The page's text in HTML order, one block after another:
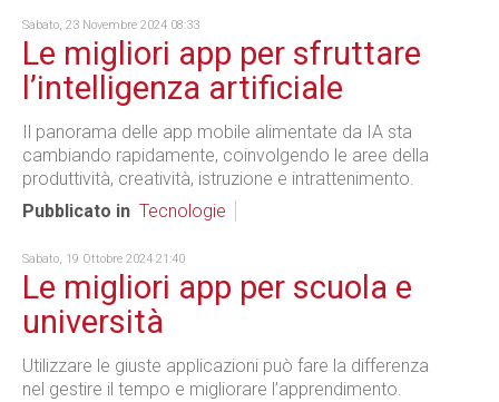
Sabato, 23 Novembre 2024 08:33
Le migliori app per sfruttare
l’intelligenza artificiale
Il panorama delle app mobile alimentate da IA sta
cambiando rapidamente, coinvolgendo le aree della
produttività, creatività, istruzione e intrattenimento.
Pubblicato in Tecnologie
Sabato, 19 Ottobre 2024 21:40
Le migliori app per scuola e
università
Utilizzare le giuste applicazioni può fare la differenza
nel gestire il tempo e migliorare l’apprendimento.